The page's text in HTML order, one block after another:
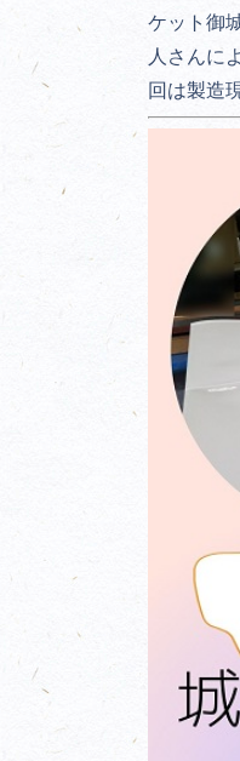
ケット御
人さんに
回は製造